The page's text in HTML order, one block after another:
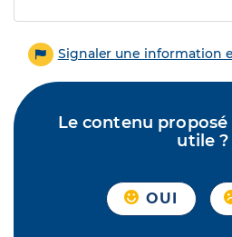
Signaler une information
Le contenu
utile ?
OUI